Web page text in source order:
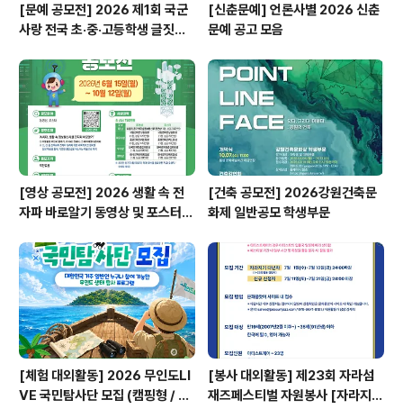
[문예 공모전] 2026 제1회 국군
사랑 전국 초·중·고등학생 글짓기
[신춘문예] 언론사별 2026 신춘
문예 공고 모음
[영상 공모전] 2026 생활 속 전
자파 바로알기 동영상 및 포스터
[건축 공모전] 2026강원건축문
화제 일반공모 학생부문
[체험 대외활동] 2026 무인도LI
VE 국민탐사단 모집 (캠핑형 / 투
[봉사 대외활동] 제23회 자라섬
재즈페스티벌 자원봉사 [자라지